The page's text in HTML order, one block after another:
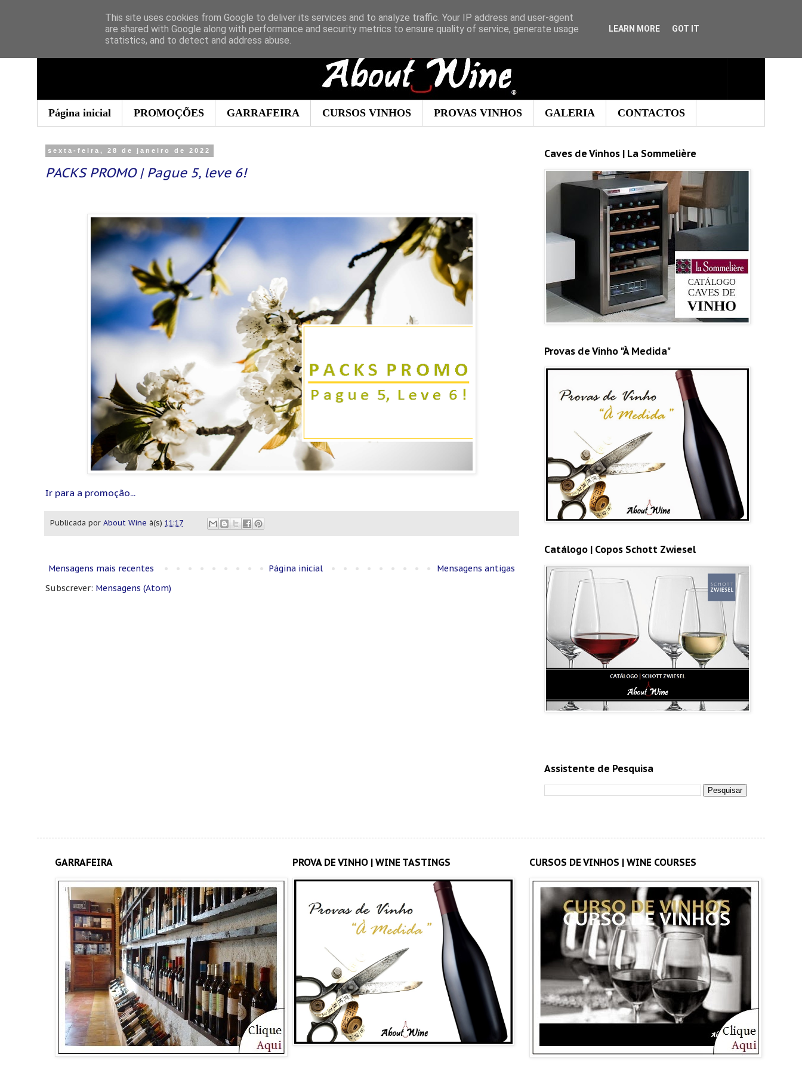
Página inicial PROMOÇÕES GARRAFEIRA CURSOS VINHOS PROVAS VINHOS GALERIA CONTACTOS
sexta-feira, 28 de janeiro de 2022
PACKS PROMO | Pague 5, leve 6!
Ir para a promoção...
Publicada por About Wine à(s) 11:17
Mensagens mais recentes Mensagens antigas
Página inicial
Subscrever: Mensagens (Atom)
Caves de Vinhos | La Sommelière
Provas de Vinho "À Medida"
Catálogo | Copos Schott Zwiesel
Assistente de Pesquisa
GARRAFEIRA PROVA DE VINHO | WINE TASTINGS CURSOS DE VINHOS | WINE COURSES
This site uses cookies from Google to deliver its services and to analyze traffic. Your IP address and user-agent
are shared with Google along with performance and security metrics to ensure quality of service, generate usage
statistics, and to detect and address abuse.
LEARN MORE GOT IT